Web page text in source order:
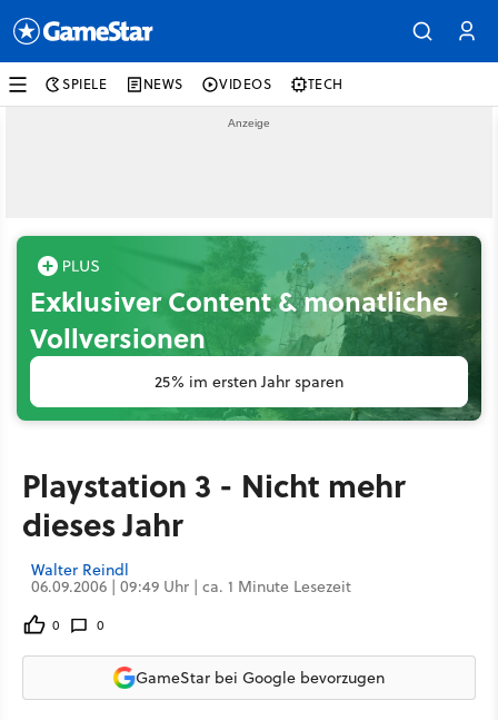
SPIELE NEWS VIDEOS TECH
Exklusiver Content & monatliche
Vollversionen
25% im ersten Jahr sparen
Playstation 3 - Nicht mehr
dieses Jahr
Walter Reindl
06.09.2006 | 09:49 Uhr | ca. 1 Minute Lesezeit
0 0
GameStar bei Google bevorzugen